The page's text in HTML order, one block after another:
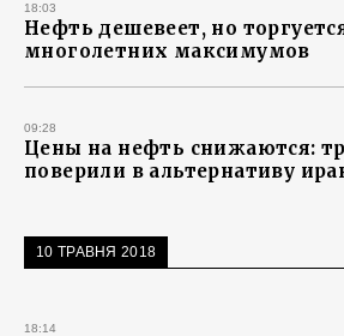
18:03
Нефть дешевеет, но
многолетних максимумов
09:28
Цены на нефть снижаются:
поверили в альтернативу
10 ТРАВНЯ 2018
18:14